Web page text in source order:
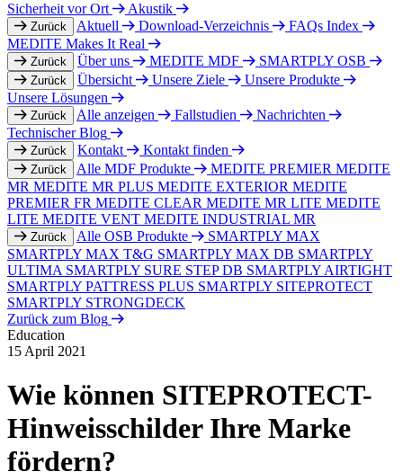
Sicherheit vor Ort
Akustik
Zurück Aktuell Download-Verzeichnis
FAQs Index
MEDITE Makes It Real
Zurück Über uns MEDITE MDF SMARTPLY OSB
Zurück Übersicht Unsere Ziele
Unsere Produkte
Unsere Lösungen
Zurück Alle anzeigen Fallstudien
Nachrichten
Technischer Blog
Zurück Kontakt Kontakt finden
Zurück Alle MDF Produkte MEDITE PREMIER MEDITE
MR MEDITE MR PLUS MEDITE EXTERIOR MEDITE
PREMIER FR MEDITE CLEAR MEDITE MR LITE MEDITE
LITE MEDITE VENT MEDITE INDUSTRIAL MR
Zurück Alle OSB Produkte
SMARTPLY MAX
SMARTPLY MAX T&G SMARTPLY MAX DB SMARTPLY
ULTIMA SMARTPLY SURE STEP DB SMARTPLY AIRTIGHT
SMARTPLY PATTRESS PLUS SMARTPLY SITEPROTECT
SMARTPLY STRONGDECK
Zurück zum Blog
Education
15 April 2021
Wie können SITEPROTECT-
Hinweisschilder Ihre Marke
fördern?